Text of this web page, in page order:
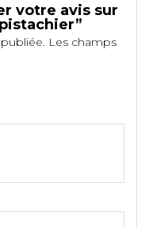
votre avis sur
Les champs